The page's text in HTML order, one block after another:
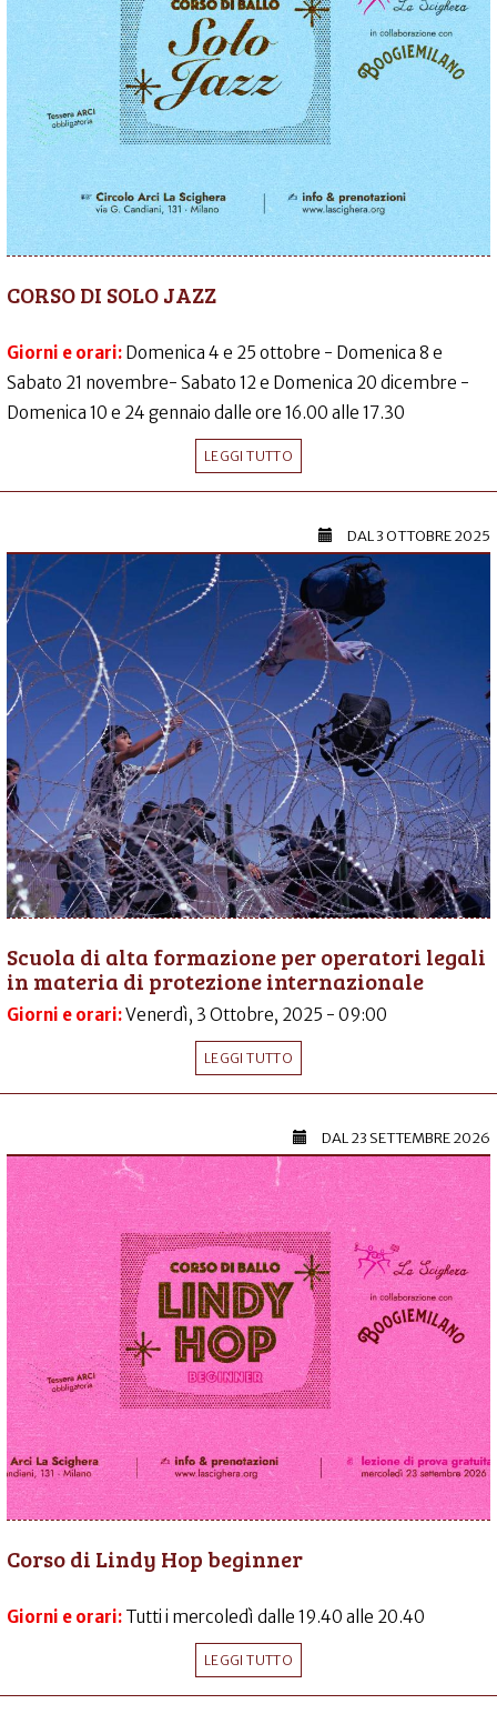
CORSO DI SOLO JAZZ
Giorni e orari: Domenica 4 e 25 ottobre - Domenica 8 e
Sabato 21 novembre- Sabato 12 e Domenica 20 dicembre -
Domenica 10 e 24 gennaio dalle ore 16.00 alle 17.30
LEGGI TUTTO
DAL3 OTTOBRE 2025
Scuola di alta formazione per operatori legali
in materia di protezione internazionale
Giorni e orari:Venerdì, 3 Ottobre, 2025 - 09:00
LEGGI TUTTO
DAL23 SETTEMBRE 2026
Corso di Lindy Hop beginner
Giorni e orari: Tutti i mercoledì dalle 19.40 alle 20.40
LEGGI TUTTO